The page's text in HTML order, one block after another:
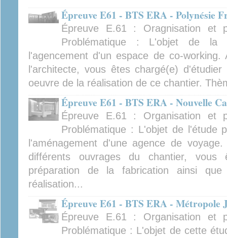
Épreuve E61 - BTS ERA - Polynésie
Épreuve E.61 : Oragnisation et
Problématique : L'objet de la
l'agencement d'un espace de co-
l'architecte, vous êtes chargé(e)
oeuvre de la réalisation de ce chantier.
Épreuve E61 - BTS ERA - Nouvelle
Épreuve E.61 : Organisation et
Problématique : L'objet de l'étude
l'aménagement d'une agence de
différents ouvrages du chantier, vous
préparation de la fabrication ainsi
réalisation...
Épreuve E61 - BTS ERA - Métropole
Épreuve E.61 : Organisation et
Problématique : L'objet de cette